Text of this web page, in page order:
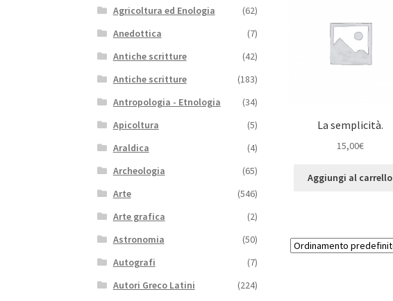
La semplicità.
15,00€
Aggiungi al carrello
Agricoltura ed Enologia
(62)
Anedottica
(7)
Antiche scritture
(42)
Antiche scritture
(183)
Antropologia - Etnologia
(34)
Apicoltura
(5)
Araldica
(4)
Archeologia
(65)
Arte
(546)
Arte grafica
(2)
Astronomia
(50)
Autografi
(7)
Autori Greco Latini
(224)